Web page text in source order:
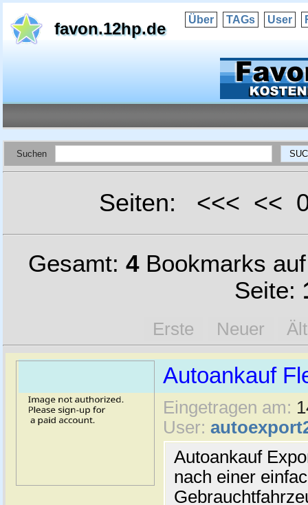
favon.12hp.de Über TAGs User
Suchen
Seiten: <<< <<
Gesamt: 4Bookmarks
Seite:
Erste Neuer
Autoankauf
Eingetragen am:
User:
Autoankauf
nach einer